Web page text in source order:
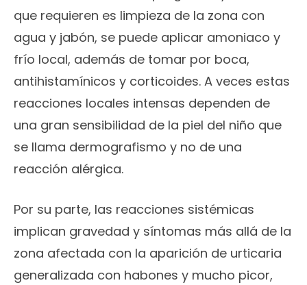
que requieren es limpieza de la zona con
agua y jabón, se puede aplicar amoniaco y
frío local, además de tomar por boca,
antihistamínicos y corticoides. A veces estas
reacciones locales intensas dependen de
una gran sensibilidad de la piel del niño que
se llama dermografismo y no de una
reacción alérgica.
Por su parte, las reacciones sistémicas
implican gravedad y síntomas más allá de la
zona afectada con la aparición de urticaria
generalizada con habones y mucho picor,